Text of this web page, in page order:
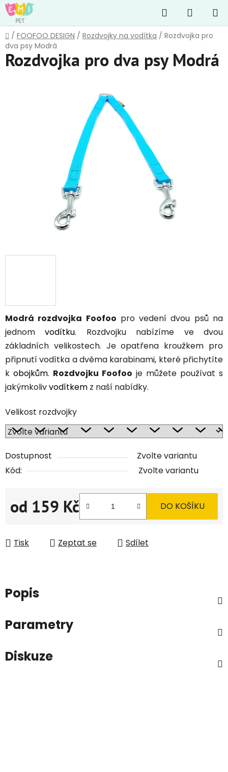
Přejít
na
obsah
Hledat
KOŠÍK
Domů
/ FOOFOO DESIGN / Rozdvojky na vodítka / Rozdvojka pro
dva psy Modrá
Modrá rozdvojka Foofoo pro vedení dvou psů na
jednomvodítku. Rozdvojku nabízíme ve dvou
základních velikostech. Je opatřena kroužkem pro
připnutí vodítka a dvěma karabinami, které přichytíte
k obojkům. Rozdvojku Foofoo je můžete používat s
jakýmkolivvodítkem z naší nabídky.
Velikost rozdvojky
Dostupnost
Zvolte variantu
Kód:
Zvolte variantu
od 159 Kč DO KOŠÍKU
Tisk Zeptat se Sdílet
Rozdvojka pro dva psy Modrá
Popis
Parametry
Diskuze